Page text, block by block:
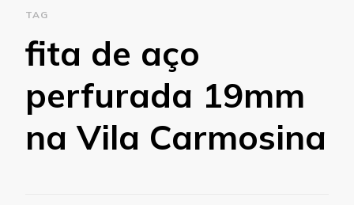
TAG
fita de aço
perfurada 19mm
na Vila Carmosina